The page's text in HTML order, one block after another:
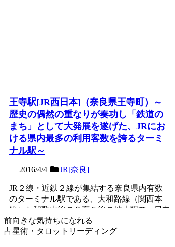
王寺駅[JR西日本]（奈良県王寺町）～
歴史の偶然の重なりが奏功し「鉄道の
まち」として大発展を遂げた、JRにお
ける県内最多の利用客数を誇るターミ
ナル駅～
2016/4/4 JR[奈良]
JR２線・近鉄２線が集結する奈良県内有数
のターミナル駅である、大和路線（関西本
線）と和歌山線の３面５線の地上駅で、日中
大阪方面からの普通電車...
記事を読む
前向きな気持ちになれる
占星術・タロットリーディング